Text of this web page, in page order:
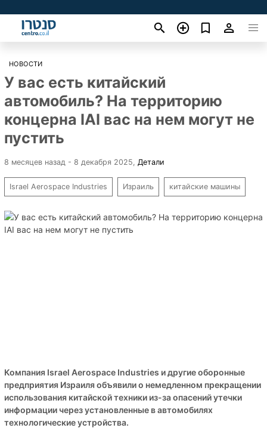
НОВОСТИ
У вас есть китайский
автомобиль? На территорию
концерна IAI вас на нем могут не
пустить
8 месяцев назад - 8 декабря 2025 Детали
Israel Aerospace Industries Израиль китайские машины
Компания Israel Aerospace Industries и другие оборонные
предприятия Израиля объявили о немедленном прекращении
использования китайской техники из-за опасений утечки
информации через установленные в автомобилях
технологические устройства.